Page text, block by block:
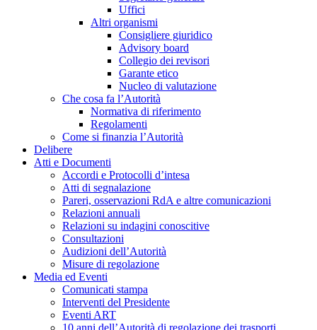
Uffici
Altri organismi
Consigliere giuridico
Advisory board
Collegio dei revisori
Garante etico
Nucleo di valutazione
Che cosa fa l’Autorità
Normativa di riferimento
Regolamenti
Come si finanzia l’Autorità
Delibere
Atti e Documenti
Accordi e Protocolli d’intesa
Atti di segnalazione
Pareri, osservazioni RdA e altre comunicazioni
Relazioni annuali
Relazioni su indagini conoscitive
Consultazioni
Audizioni dell’Autorità
Misure di regolazione
Media ed Eventi
Comunicati stampa
Interventi del Presidente
Eventi ART
10 anni dell’Autorità di regolazione dei trasporti